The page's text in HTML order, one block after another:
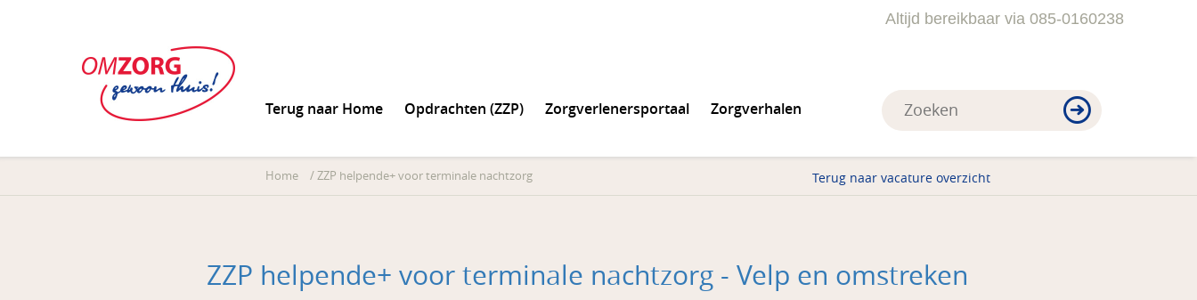
Altijd bereikbaar via 085-0160238
Terug naar Home Opdrachten (ZZP) Zorgverlenersportaal Zorgverhalen
Home / ZZP helpende+ voor terminale nachtzorg
ZZP helpende+ voor terminale nachtzorg - Velp en omstreken
Terug naar vacature overzicht